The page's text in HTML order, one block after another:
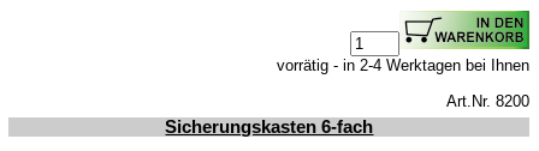
vorrätig - in 2-4 Werktagen bei Ihnen
Art.Nr. 8200
Sicherungskasten 6-fach